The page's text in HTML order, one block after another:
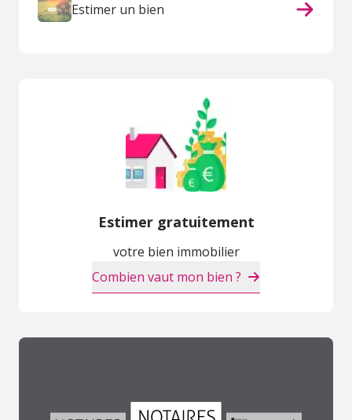
Estimer un bien
Estimer gratuitement
votre bien immobilier
Combien vaut mon bien ?